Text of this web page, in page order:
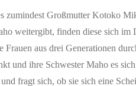
zumindest Großmutter Kotoko
weitergibt, finden diese sich im
aus drei Generationen
und ihre Schwester Maho es
fragt sich, ob sie sich eine